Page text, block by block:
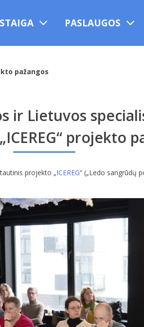
PASLAUGOS
pažangos
ir Lietuvos
projekto
projekto „ICEREG“ („Ledo sangrūdų